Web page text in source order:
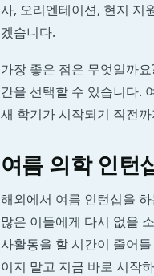
사, 오리엔테이션, 현지 지
겠습니다.
가장 좋은 점은 무엇일까
간을 선택할 수 있습니다.
새 학기가 시작되기 직전
여름 의학 인턴
해외에서 여름 인턴십을
많은 이들에게 다시 없을
사활동을 할 시간이 줄어
이지 말고 지금 바로 시작